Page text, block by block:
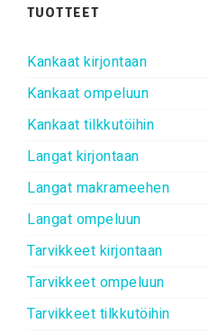
TUOTTEET
Kankaat kirjontaan
Kankaat ompeluun
Kankaat tilkkutöihin
Langat kirjontaan
Langat makrameehen
Langat ompeluun
Tarvikkeet kirjontaan
Tarvikkeet ompeluun
Tarvikkeet tilkkutöihin